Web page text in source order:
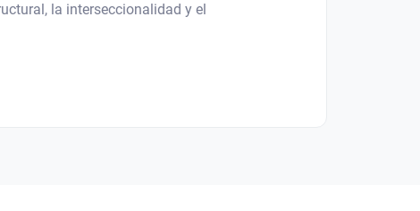
la interseccionalidad y el